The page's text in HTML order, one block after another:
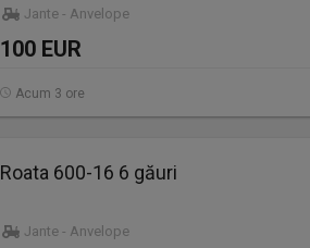
Jante - Anvelope
100 EUR
Acum 3 ore
Roata 600-16 6 găuri
Jante - Anvelope